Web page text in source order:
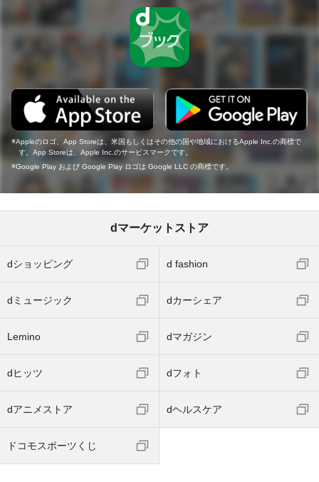
Appleのロゴ、App Storeは、米国もしくはその他の国や地域におけるApple Inc.の商標で
す。App Storeは、Apple Inc.のサービスマークです。
Google Play および Google Play ロゴは Google LLC の商標です。
dマーケットストア
dショッピング d fashion
dミュージック dカーシェア
Lemino dマガジン
dヒッツ dフォト
dアニメストア dヘルスケア
ドコモスポーツくじ